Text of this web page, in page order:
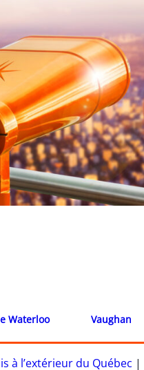
Waterloo Vaughan
à l’extérieur du Québec |